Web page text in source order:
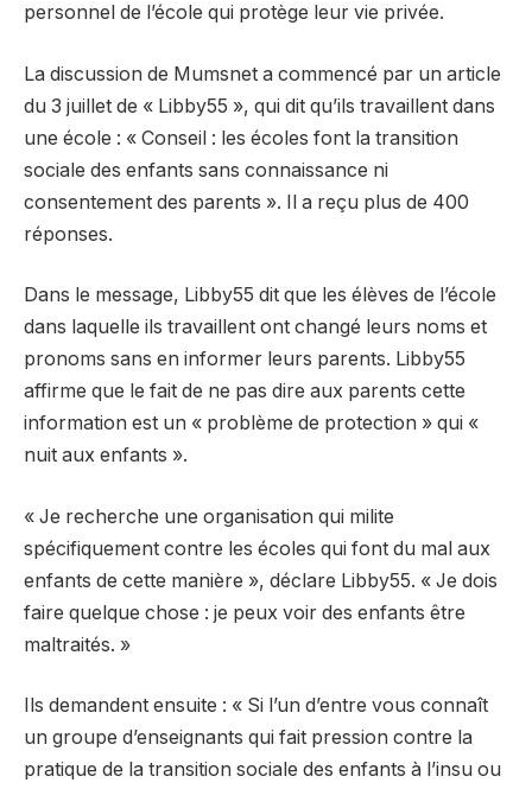
personnel de l’école qui protège leur vie privée.
La discussion de Mumsnet a commencé par un article
du 3 juillet de « Libby55 », qui dit qu’ils travaillent dans
une école : « Conseil : les écoles font la transition
sociale des enfants sans connaissance ni
consentement des parents ». Il a reçu plus de 400
réponses.
Dans le message, Libby55 dit que les élèves de l’école
dans laquelle ils travaillent ont changé leurs noms et
pronoms sans en informer leurs parents. Libby55
affirme que le fait de ne pas dire aux parents cette
information est un « problème de protection » qui «
nuit aux enfants ».
« Je recherche une organisation qui milite
spécifiquement contre les écoles qui font du mal aux
enfants de cette manière », déclare Libby55. « Je dois
faire quelque chose : je peux voir des enfants être
maltraités. »
Ils demandent ensuite : « Si l’un d’entre vous connaît
un groupe d’enseignants qui fait pression contre la
pratique de la transition sociale des enfants à l’insu ou